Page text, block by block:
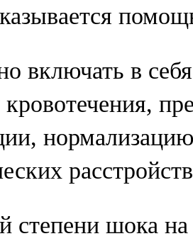
включать в
кровотечения,
степени шока